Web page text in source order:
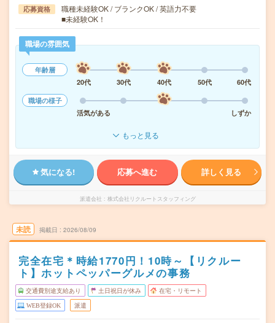
応募資格
職種未経験OK / ブランクOK / 英語力不要
■未経験OK！
職場の雰囲気
年齢層
20代
30代 40代 50代
60代
職場の様子
活気がある
しずか
もっと見る
気になる! 応募へ進む 詳しく見る
派遣会社 株式会社リクルートスタッフィング
未読 掲載日 2026/08/09
完全在宅＊時給1770円！10時～【リクルー
ト】ホットペッパーグルメの事務
交通費別途支給あり 土日祝日が休み 在宅・リモート
WEB登録OK 派遣